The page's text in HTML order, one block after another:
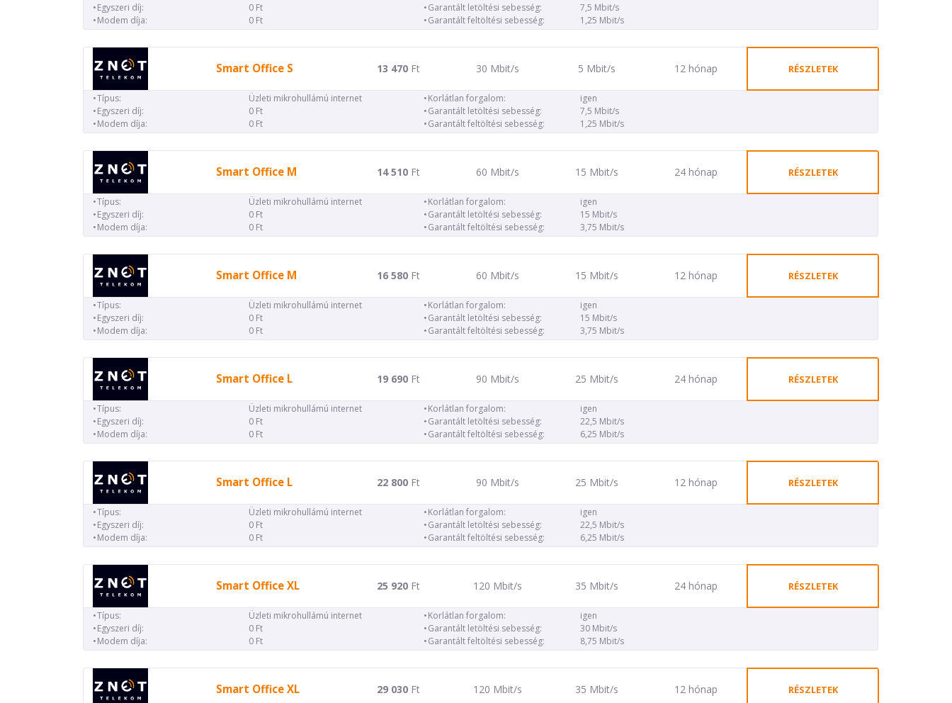
Egyszeri díj:
0 Ft
Modem díja:
0 Ft
Garantált letöltési sebesség:
7,5 Mbit/s
Garantált feltöltési sebesség:
1,25 Mbit/s
Smart Office S 13 470Ft 30 Mbit/s 5 Mbit/s 12 hónap RÉSZLETEK
Típus:
Üzleti mikrohullámú internet
Egyszeri díj:
0 Ft
Modem díja:
0 Ft
Korlátlan forgalom:
igen
Garantált letöltési sebesség:
7,5 Mbit/s
Garantált feltöltési sebesség:
1,25 Mbit/s
Smart Office M 14 510Ft 60 Mbit/s 15 Mbit/s 24 hónap RÉSZLETEK
Típus:
Üzleti mikrohullámú internet
Egyszeri díj:
0 Ft
Modem díja:
0 Ft
Korlátlan forgalom:
igen
Garantált letöltési sebesség:
15 Mbit/s
Garantált feltöltési sebesség:
3,75 Mbit/s
Smart Office M 16 580Ft 60 Mbit/s 15 Mbit/s 12 hónap RÉSZLETEK
Típus:
Üzleti mikrohullámú internet
Egyszeri díj:
0 Ft
Modem díja:
0 Ft
Korlátlan forgalom:
igen
Garantált letöltési sebesség:
15 Mbit/s
Garantált feltöltési sebesség:
3,75 Mbit/s
Smart Office L 19 690Ft 90 Mbit/s 25 Mbit/s 24 hónap RÉSZLETEK
Típus:
Üzleti mikrohullámú internet
Egyszeri díj:
0 Ft
Modem díja:
0 Ft
Korlátlan forgalom:
igen
Garantált letöltési sebesség:
22,5 Mbit/s
Garantált feltöltési sebesség:
6,25 Mbit/s
Smart Office L 22 800Ft 90 Mbit/s 25 Mbit/s 12 hónap RÉSZLETEK
Típus:
Üzleti mikrohullámú internet
Egyszeri díj:
0 Ft
Modem díja:
0 Ft
Korlátlan forgalom:
igen
Garantált letöltési sebesség:
22,5 Mbit/s
Garantált feltöltési sebesség:
6,25 Mbit/s
Smart Office XL 25 920Ft 120 Mbit/s 35 Mbit/s 24 hónap RÉSZLETEK
Típus:
Üzleti mikrohullámú internet
Egyszeri díj:
0 Ft
Modem díja:
0 Ft
Korlátlan forgalom:
igen
Garantált letöltési sebesség:
30 Mbit/s
Garantált feltöltési sebesség:
8,75 Mbit/s
Smart Office XL 29 030Ft 120 Mbit/s 35 Mbit/s 12 hónap RÉSZLETEK